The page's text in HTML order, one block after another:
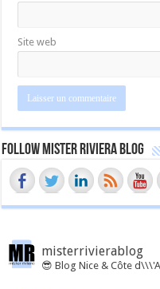
Site web
Follow Mister Riviera Blog
misterrivierablog
😎 Blog Nice & Côte